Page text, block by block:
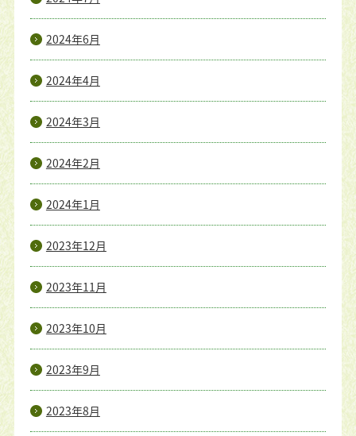
2024年6月
2024年4月
2024年3月
2024年2月
2024年1月
2023年12月
2023年11月
2023年10月
2023年9月
2023年8月